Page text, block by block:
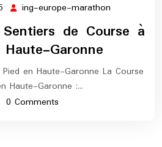
18
avril
2025
ing-europe-marathon
europe-
marathon
de Course à
Garonne
en Haute-Garonne La Course
Haute-Garonne :…
0 Comments